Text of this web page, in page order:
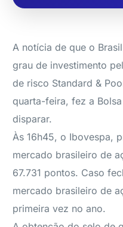
A notícia de que o
grau de investimento
de risco Standard &
quarta-feira, fez a
disparar.
Às 16h45, o Ibovespa,
mercado brasileiro de
67.731 pontos. Caso
mercado brasileiro de
primeira vez no ano.